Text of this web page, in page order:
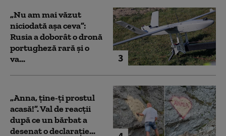
3
„Nu am mai văzut
niciodată așa ceva”:
Rusia a doborât o dronă
portugheză rară și o
va...
„Anna, ţine-ţi prostul
acasă!”. Val de reacții
după ce un bărbat a
desenat o declarație...